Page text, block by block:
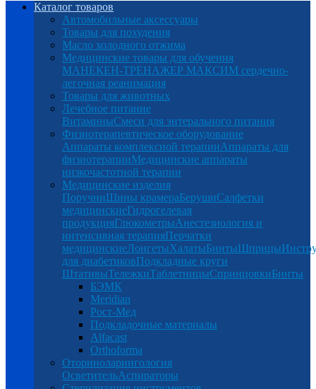
Каталог товаров
Автомобильные аксессуары
Товары для похудения
Масло холодного отжима
Медицинские товары для обучения
МАНЕКЕН-ТРЕНАЖЕР МАКСИМ сердечно-
легочная реанимация
Товары для животных
Лечебное питание
ВитаминыСмеси для энтерального питания
Физиотерапевтическое оборудование
Аппараты комплексной терапииАппараты для
физиотерапииМедицинские аппараты
низкочастотной терапии
Медицинские изделия
ПоручниШины крамераБерушиСалфетки
медицинскиеГидрогелевая
продукцияГлюкометрыАнестезиология и
интенсивная терапияПерчатки
медицинскиеЛонгетыХалатыБинтыШприцы
для диабетиковПодкладные круги
ШтативыТележкиТаблетницыСпринцовкиБинты
БЭМК
Meridian
Рост-Мед
Подкладочные материалы
Alfacast
Orthoforma
Оториноларингология
ОсветительАспираторы